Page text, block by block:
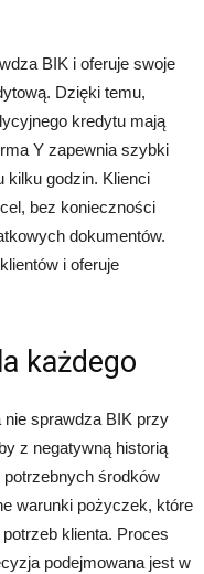
BIK i oferuje swoje
Dzięki temu,
kredytu mają
Y zapewnia szybki
kilku godzin. Klienci
bez konieczności
dokumentów.
i oferuje
każdego
nie sprawdza BIK przy
z negatywną historią
środków
warunki pożyczek, które
klienta. Proces
podejmowana jest w